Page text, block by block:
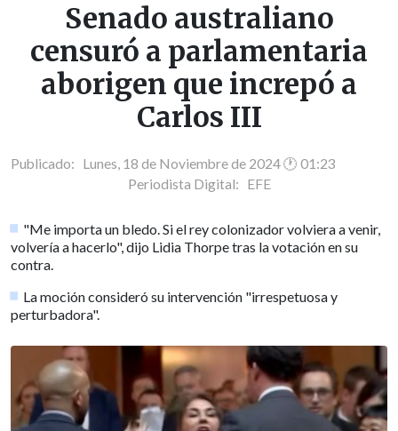
Senado australiano
censuró a parlamentaria
aborigen que increpó a
Carlos III
Publicado: Lunes, 18 de Noviembre de 2024 🕐 01:23
Periodista Digital: EFE
"Me importa un bledo. Si el rey colonizador volviera a venir,
volvería a hacerlo", dijo Lidia Thorpe tras la votación en su
contra.
La moción consideró su intervención "irrespetuosa y
perturbadora".